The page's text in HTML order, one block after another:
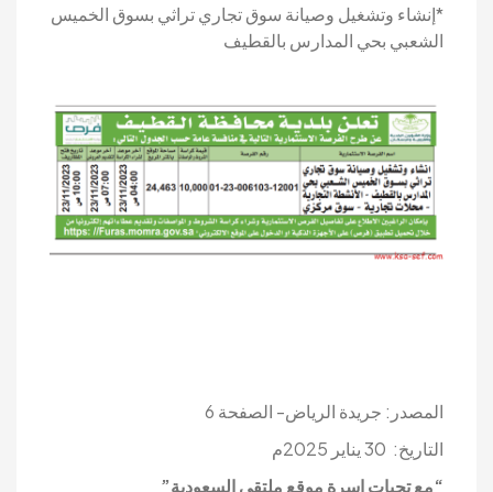
*إنشاء وتشغيل وصيانة سوق تجاري تراثي بسوق الخميس
الشعبي بحي المدارس بالقطيف
المصدر: جريدة الرياض- الصفحة 6
التاريخ: 30 يناير 2025م
“مع تحيات اسرة موقع ملتقى السعودية”